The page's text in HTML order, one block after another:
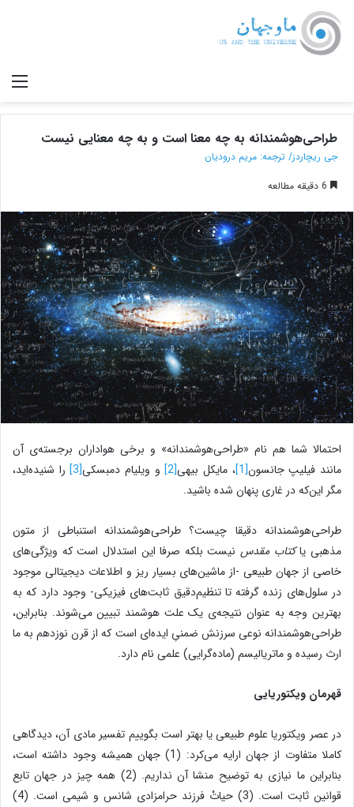
طراحی‌هوشمندانه به چه معنا است و به چه معنایی نیست
جی ریچاردز/ ترجمه: مریم درودیان
احتمالا شما هم نام «طراحی‌هوشمندانه» و برخی هواداران برجسته‌ی آن
مانند فیلیپ جانسون[1] ، مایکل بیهی[2] و ویلیام دمبسکی[3]
را شنیده‌اید،
مگر این‌که در غاری پنهان شده باشید.
طراحی‌هوشمندانه دقیقا چیست؟ طراحی‌هوشمندانه استنباطی از متون
مذهبی یاکتاب مقدسنیست بلکه صرفا این استدلال است که ویژگی‌های
خاصی از جهان طبیعی -از ماشین‌های بسیار ریز و اطلاعات دیجیتالی موجود
در سلول‌های زنده گرفته تا تنظیم‌دقیق ثابت‌های فیزیکی- وجود دارد که به
بهترین‌ وجه به عنوان نتیجه‌ی یک علت هوشمند تبیین می‌شوند. بنابراین،
طراحی‌هوشمندانه نوعی سرزنش ضمنیِ ایده‌ای است که از قرن نوزدهم به ما
ارث رسیده و ماتریالیسم (ماده‌گرایی) علمی نام دارد.
قهرمان ویکتوریایی
در عصر ویکتوریا علوم طبیعی یا بهتر است بگوییم تفسیر مادی آن، دیدگاهی
کاملا متفاوت از جهان ارایه می‌کرد: (1) جهان همیشه وجود داشته است،
بنابراین ما نیازی به توضیح منشا آن نداریم. (2) همه چیز در جهان تابع
قوانین ثابت است. (3) حیاتْ فرزند حرامزاد‌ی شانس و شیمی است. (4)